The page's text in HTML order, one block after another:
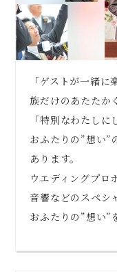
「ゲストが一緒
族だけのあたたか
「特別なわたしに
おふたりの”想い”
あります。
ウエディングプロ
音響などのスペシ
おふたりの”想い”